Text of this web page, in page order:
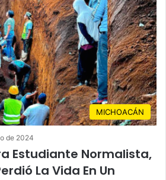
MICHOACÁN
de 2024
Estudiante Normalista,
La Vida En Un